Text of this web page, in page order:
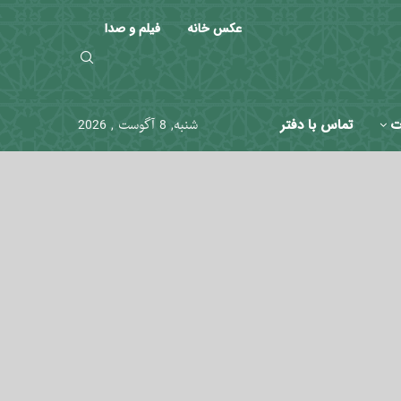
عکس خانه فیلم و صدا
تماس با دفتر شنبه, 8 آگوست , 2026